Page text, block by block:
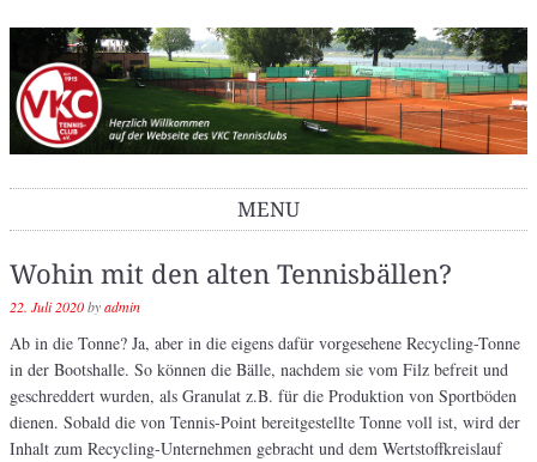
VKC Tennisclub
MENU
Wohin mit den alten Tennisbällen?
22. Juli 2020byadmin
Ab in die Tonne? Ja, aber in die eigens dafür vorgesehene Recycling-Tonne
in der Bootshalle. So können die Bälle, nachdem sie vom Filz befreit und
geschreddert wurden, als Granulat z.B. für die Produktion von Sportböden
dienen. Sobald die von Tennis-Point bereitgestellte Tonne voll ist, wird der
Inhalt zum Recycling-Unternehmen gebracht und dem Wertstoffkreislauf